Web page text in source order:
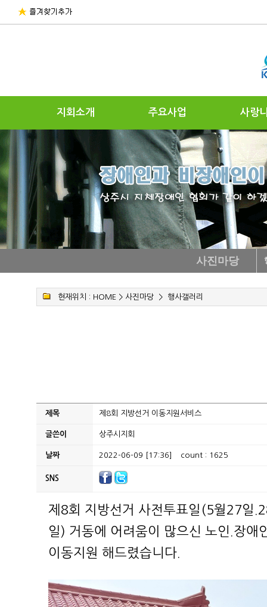
지회소개 주요사업 사랑
사진마당
현재위치 : HOME > 사진마당> 행사갤러리
제목 제8회 지방선거 이동지원서비스
글쓴이 상주시지회
날짜 2022-06-09 [17:36] count : 1625
SNS
제8회 지방선거 사전투표일(5월27일
일) 거동에 어려움이 많으신 노인.장애
이동지원 해드렸습니다.